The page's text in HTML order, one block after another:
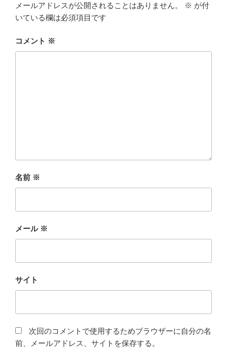
メールアドレスが公開されることはありません。 ※ が付
いている欄は必須項目です
コメント ※
名前 ※
メール ※
サイト
次回のコメントで使用するためブラウザーに自分の名
前、メールアドレス、サイトを保存する。